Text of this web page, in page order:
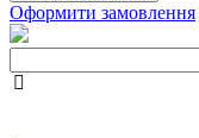
Оформити замовлення